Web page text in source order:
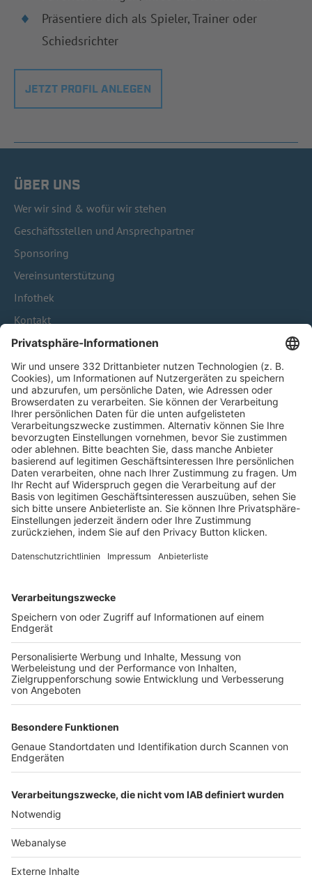
Präsentiere dich als Spieler, Trainer oder
Schiedsrichter
JETZT PROFIL ANLEGEN
ÜBER UNS
Wer wir sind & wofür wir stehen
Geschäftsstellen und Ansprechpartner
Sponsoring
Vereinsunterstützung
Infothek
Kontakt
HÄUFIG BESUCHTE SEITEN
Pässe und Vereinswechsel
Trainerausbildung
Schulungsangebot Vereinsmitarbeiter
BFV-Geschäftsstellen
Trainerbörse
Login SpielPlus
FOLGE DEM BFV
TOP-VEREINE
TOP-PARTNER
Nutzungsbedingungen Datenschutz Impressum